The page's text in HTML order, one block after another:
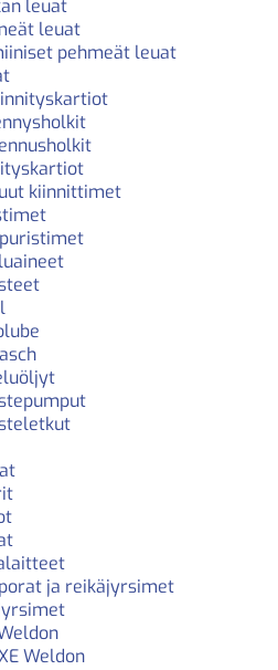
leuat
leuat
pehmeät leuat
kiinnittimet
ja reikäjyrsimet
Weldon